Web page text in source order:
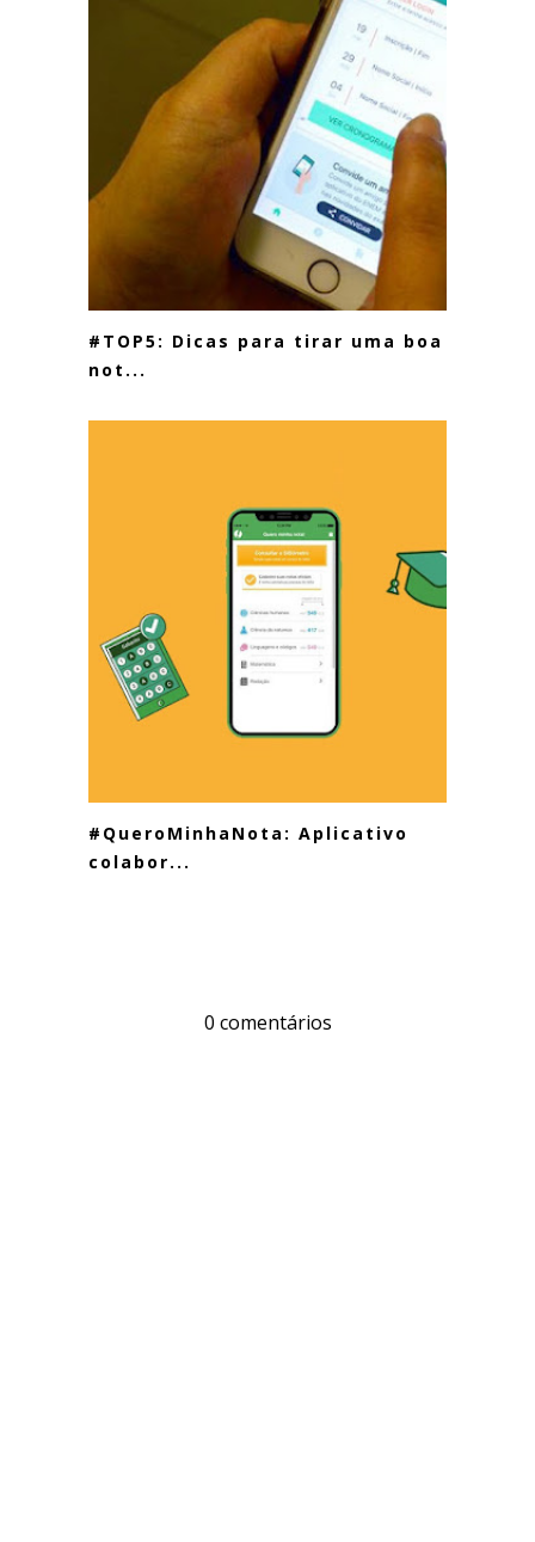
#TOP5: Dicas para tirar uma boa
not...
#QueroMinhaNota: Aplicativo
colabor...
0 comentários